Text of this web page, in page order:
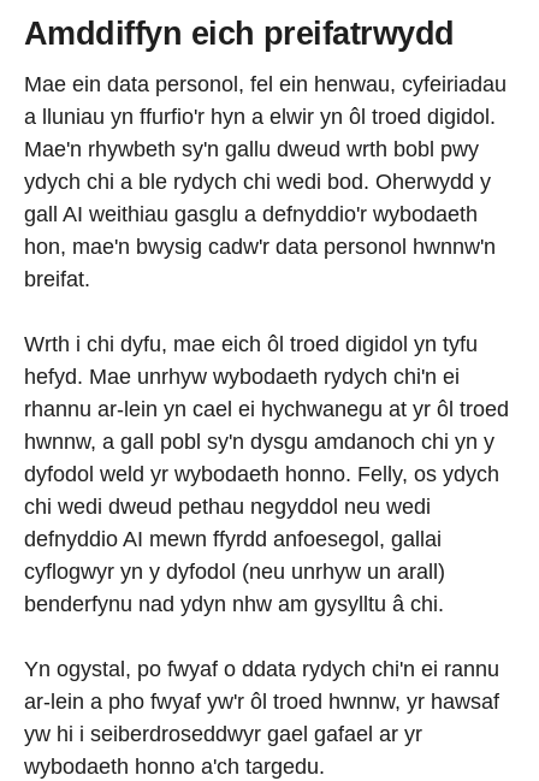
Amddiffyn eich preifatrwydd
Mae ein data personol, fel ein henwau, cyfeiriadau
a lluniau yn ffurfio'r hyn a elwir yn ôl troed digidol.
Mae'n rhywbeth sy'n gallu dweud wrth bobl pwy
ydych chi a ble rydych chi wedi bod. Oherwydd y
gall AI weithiau gasglu a defnyddio'r wybodaeth
hon, mae'n bwysig cadw'r data personol hwnnw'n
breifat.
Wrth i chi dyfu, mae eich ôl troed digidol yn tyfu
hefyd. Mae unrhyw wybodaeth rydych chi'n ei
rhannu ar-lein yn cael ei hychwanegu at yr ôl troed
hwnnw, a gall pobl sy'n dysgu amdanoch chi yn y
dyfodol weld yr wybodaeth honno. Felly, os ydych
chi wedi dweud pethau negyddol neu wedi
defnyddio AI mewn ffyrdd anfoesegol, gallai
cyflogwyr yn y dyfodol (neu unrhyw un arall)
benderfynu nad ydyn nhw am gysylltu â chi.
Yn ogystal, po fwyaf o ddata rydych chi'n ei rannu
ar-lein a pho fwyaf yw'r ôl troed hwnnw, yr hawsaf
yw hi i seiberdroseddwyr gael gafael ar yr
wybodaeth honno a'ch targedu.